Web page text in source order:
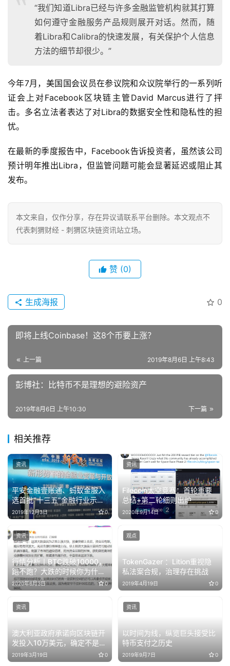
“我们知道Libra已经与许多金融监管机构就其打算
如何遵守金融服务产品规则展开对话。然而，随
着Libra和Calibra的快速发展，有关保护个人信息
方法的细节却很少。”
今年7月，美国国会议员在参议院和众议院举行的一系列听
证会上对Facebook区块链主管David Marcus进行了抨
击。多名立法者表达了对Libra的数据安全性和隐私性的担
忧。
在最新的季度报告中，Facebook告诉投资者，虽然该公司
预计明年推出Libra，但监管问题可能会显著延迟或阻止其
发布。
本文来自 ，仅作分享，存在异议请联系平台删除。本文观点不
代表刺猬财经 - 刺猬区块链资讯站立场。
赞 (0)
0
生成海报
即将上线Coinbase！这8个币要上涨？
上一篇 2019年8月6日 上午8:43
彭博社：比特币不是理想的避险资产
下一篇
2019年8月6日 上午10:30
相关推荐
平安金融壹账通、蚂蚁金服入
选首批“十三五”金融行业示范
案例
2019年12月3日 0
资讯
Filecoin太空竞赛：首轮重要
总结+第二轮细则出炉
2020年9月14日 0
资讯
行情分析丨BTC跌破10000，
跑不跑？大跌的时候你为什么
恐慌？
2020年6月3日 0
资讯
TokenGazer ：Lition重视隐
私法案合规，治理存在挑战
2019年4月19日 0
观点
澳大利亚政府承诺向区块链开
发投入10万美元，确定不是开
玩笑？
2019年3月19日 0
资讯
以时间为线，纵览巨头接受比
特币支付之历史
2019年9月7日 0
资讯